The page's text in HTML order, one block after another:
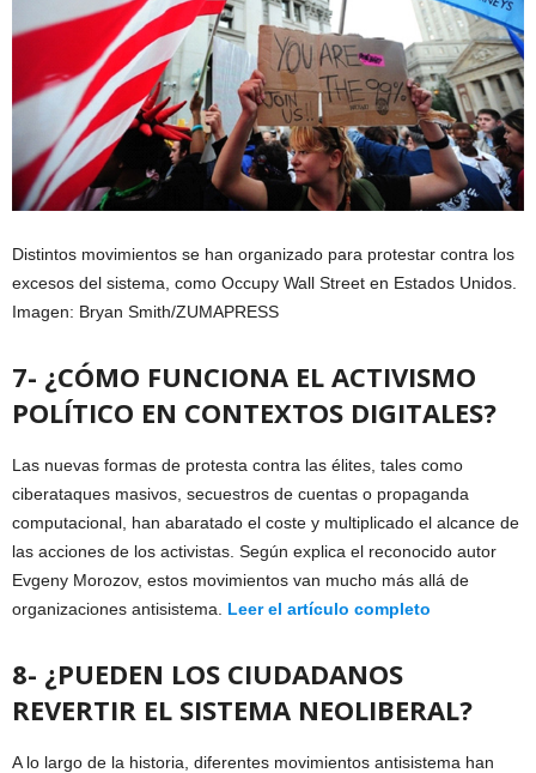
Distintos movimientos se han organizado para protestar contra los
excesos del sistema, como Occupy Wall Street en Estados Unidos.
Imagen: Bryan Smith/ZUMAPRESS
7- ¿CÓMO FUNCIONA EL ACTIVISMO
POLÍTICO EN CONTEXTOS DIGITALES?
Las nuevas formas de protesta contra las élites, tales como
ciberataques masivos, secuestros de cuentas o propaganda
computacional, han abaratado el coste y multiplicado el alcance de
las acciones de los activistas. Según explica el reconocido autor
Evgeny Morozov, estos movimientos van mucho más allá de
organizaciones antisistema. Leer el artículo completo
8- ¿PUEDEN LOS CIUDADANOS
REVERTIR EL SISTEMA NEOLIBERAL?
A lo largo de la historia, diferentes movimientos antisistema han